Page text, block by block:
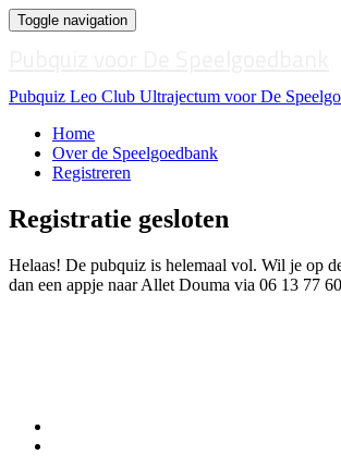
Toggle navigation
Pubquiz Leo Club Ultrajectum voor De
Home
Over de Speelgoedbank
Registreren
Registratie gesloten
Helaas! De pubquiz is helemaal vol. Wil je op
dan een appje naar Allet Douma via 06 13 77